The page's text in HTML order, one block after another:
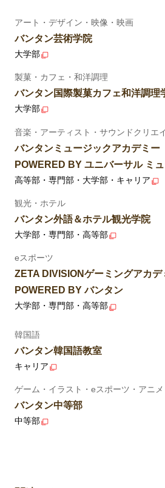
アート・デザイン・映像・映画
バンタン芸術学院
大学部
製菓・カフェ・和洋調理
バンタン国際製菓カフェ和洋調理
大学部
音楽・アーティスト・サウンドクリエ
バンタンミュージックアカデミー
POWERED BY ユニバーサル ミ
高等部・専門部・大学部・キャリア
観光・ホテル
バンタン外語＆ホテル観光学院
大学部・専門部・高等部
eスポーツ
ZETA DIVISIONゲーミングアカデ
POWERED BY バンタン
大学部・専門部・高等部
韓国語
バンタン韓国語教室
キャリア
ゲーム・イラスト・eスポーツ・アニメ
バンタン中等部
中等部